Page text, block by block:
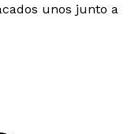
unos junto a